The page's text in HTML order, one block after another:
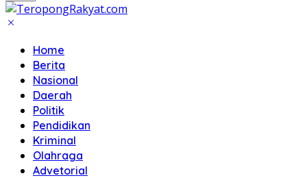
Home
Berita
Nasional
Daerah
Politik
Pendidikan
Kriminal
Olahraga
Advetorial